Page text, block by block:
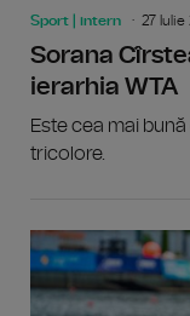
Sport | intern 27 Iulie
Sorana
ierarhia WTA
Este cea mai
tricolore.